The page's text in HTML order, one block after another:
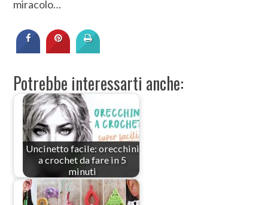
miracolo…
Potrebbe interessarti anche:
Uncinetto facile: orecchini
a crochet da fare in 5
minuti